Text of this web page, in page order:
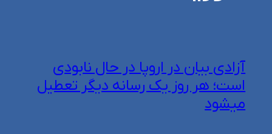
آزادی بیان در اروپا در حال نابودی
است؛ هر روز یک رسانه دیگر تعطیل
میشود